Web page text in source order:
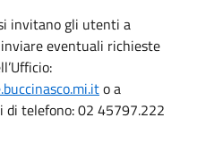
invitano gli utenti a
eventuali richieste
o a
telefono: 02 45797.222